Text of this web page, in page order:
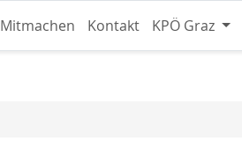
Mitmachen Kontakt KPÖ Graz